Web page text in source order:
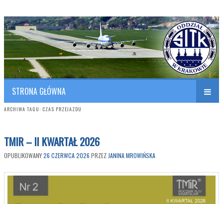
SITK RP Oddział w KRAKOWIE
Polish Association of Engineers & Technicians of Transportation
STRONA GŁÓWNA
ARCHIWA TAGU: CZAS PRZEJAZDU
TMIR – II KWARTAŁ 2026
OPUBLIKOWANY26 CZERWCA 2026 PRZEZ JANINA MROWIŃSKA